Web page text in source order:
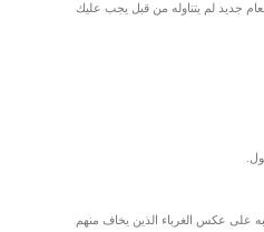
جديد لم يتناوله من قبل يجب عليك
على عكس الغرباء الذين يخاف منهم